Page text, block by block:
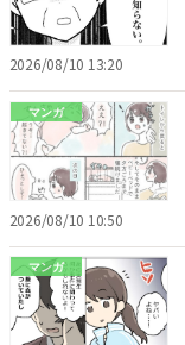
2026/08/10 13:20
マンガ
2026/08/10 10:50
マンガ